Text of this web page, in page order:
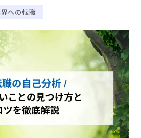
への転職